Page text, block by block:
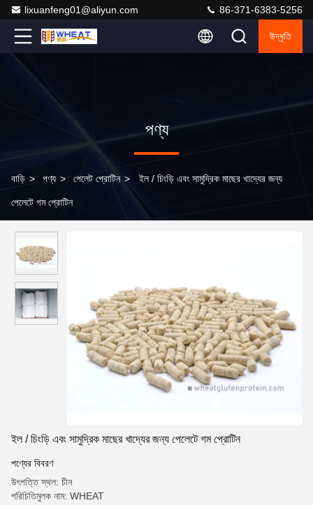
lixuanfeng01@aliyun.com 86-371-6383-5256
উদ্ধৃতি
পণ্য
বাড়ি > পণ্য > পেলেট প্রোটিন > ইল / চিংড়ি এবং সামুদ্রিক মাছের খাদ্যের জন্য
পেলেটে গম প্রোটিন
ইল / চিংড়ি এবং সামুদ্রিক মাছের খাদ্যের জন্য পেলেটে গম প্রোটিন
পণ্যের বিবরণ
উৎপত্তি স্থল: চীন
পরিচিতিমুলক নাম: WHEAT